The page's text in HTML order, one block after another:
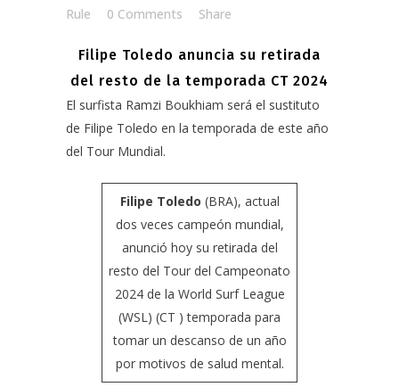
Rule
0 Comments Share
Filipe Toledo anuncia su retirada
del resto de la temporada CT 2024
El surfista Ramzi Boukhiam será el sustituto
de Filipe Toledo en la temporada de este año
del Tour Mundial.
Filipe Toledo (BRA), actual
dos veces campeón mundial,
anunció hoy su retirada del
resto del Tour del Campeonato
2024 de la World Surf League
(WSL) (CT ) temporada para
tomar un descanso de un año
por motivos de salud mental.